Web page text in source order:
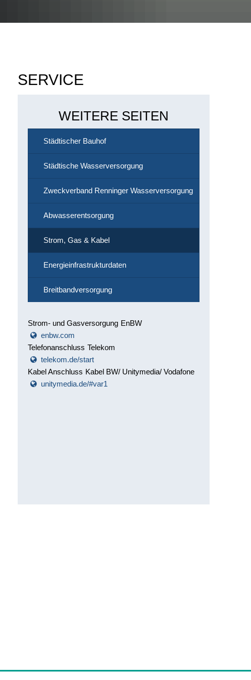
SERVICE
WEITERE SEITEN
Städtischer Bauhof
Städtische Wasserversorgung
Zweckverband Renninger Wasserversorgung
Abwasserentsorgung
Strom, Gas & Kabel
Energieinfrastrukturdaten
Breitbandversorgung
Strom- und Gasversorgung EnBW
enbw.com
Telefonanschluss Telekom
telekom.de/start
Kabel Anschluss Kabel BW/ Unitymedia/ Vodafone
unitymedia.de/#var1